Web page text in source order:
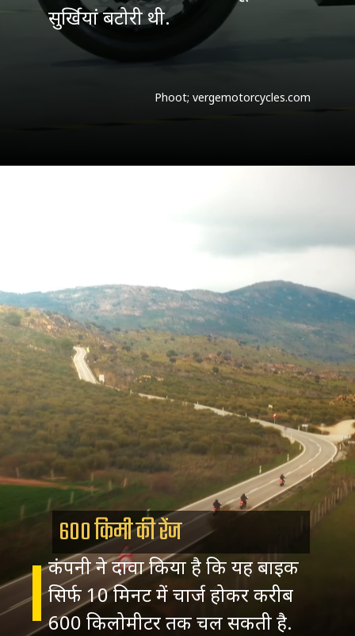
सुर्खियां बटोरी थी.
Phoot; vergemotorcycles.com
600 किमी की रेंज
कंपनी ने दावा किया है कि यह बाइक
सिर्फ 10 मिनट में चार्ज होकर करीब
600 किलोमीटर तक चल सकती है.